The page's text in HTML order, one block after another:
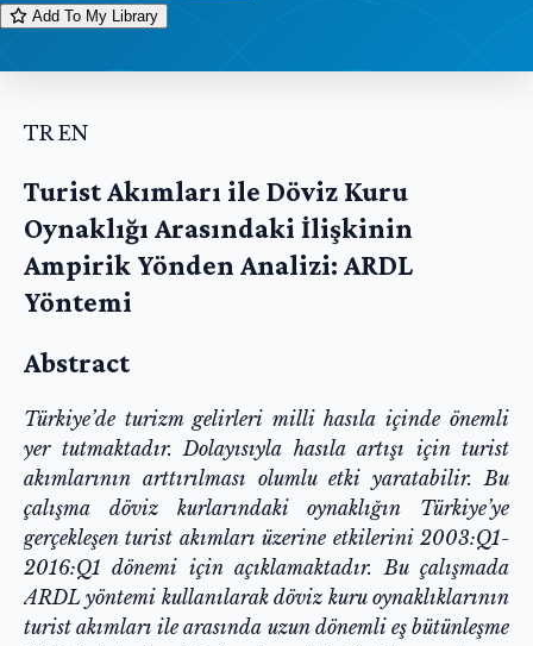
Add To My Library
TR EN
Turist Akımları ile Döviz Kuru
Oynaklığı Arasındaki İlişkinin
Ampirik Yönden Analizi: ARDL
Yöntemi
Abstract
Türkiye’de turizm gelirleri milli hasıla içinde önemli
yer tutmaktadır. Dolayısıyla hasıla artışı için turist
akımlarının arttırılması olumlu etki yaratabilir. Bu
çalışma döviz kurlarındaki oynaklığın Türkiye’ye
gerçekleşen turist akımları üzerine etkilerini 2003:Q1-
2016:Q1 dönemi için açıklamaktadır. Bu çalışmada
ARDL yöntemi kullanılarak döviz kuru oynaklıklarının
turist akımları ile arasında uzun dönemli eş bütünleşme